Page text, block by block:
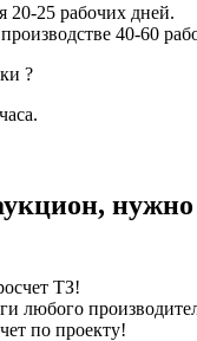
20-25 рабочих дней.
40-60
?
нужно
ТЗ!
любого
по проекту!